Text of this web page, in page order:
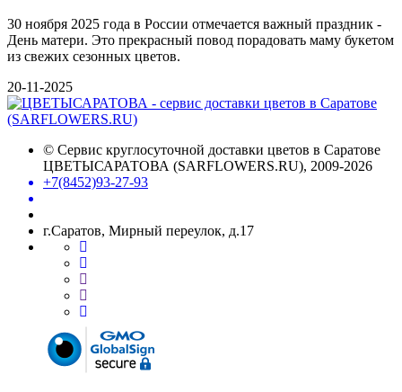
30 ноября 2025 года в России отмечается важный праздник -
День матери. Это прекрасный повод порадовать маму букетом
из свежих сезонных цветов.
20-11-2025
© Сервис круглосуточной доставки цветов в Саратове
ЦВЕТЫСАРАТОВА (SARFLOWERS.RU), 2009-2026
+7(8452)93-27-93
г.Саратов, Мирный переулок, д.17